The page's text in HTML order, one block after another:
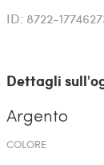
ID: 8722-
Dettagli
Argento
COLORE